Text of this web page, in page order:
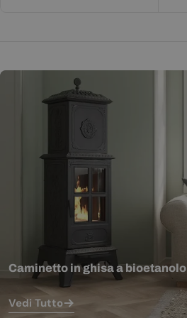
Caminetto in ghisa a bioetanolo
Vedi Tutto